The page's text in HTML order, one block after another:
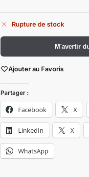
Rupture de stock
​M'avertir
Ajouter au Favoris
Partager :
Facebook X
LinkedIn X
WhatsApp